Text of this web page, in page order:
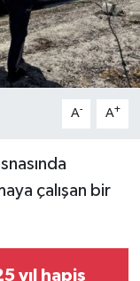
A- A+
çalışan bir
yıl hapis